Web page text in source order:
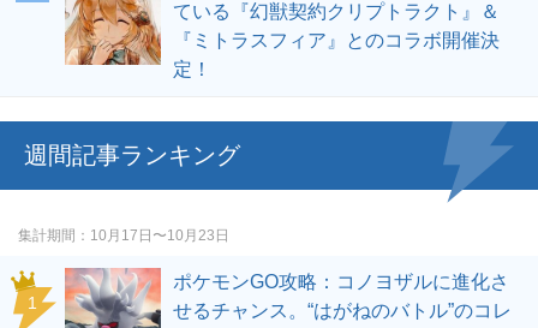
ている『幻獣契約クリプトラクト』＆
『ミトラスフィア』とのコラボ開催決
定！
週間記事ランキング
集計期間 10月17日〜10月23日
ポケモンGO攻略：コノヨザルに進化さ
せるチャンス。“はがねのバトル”のコレ